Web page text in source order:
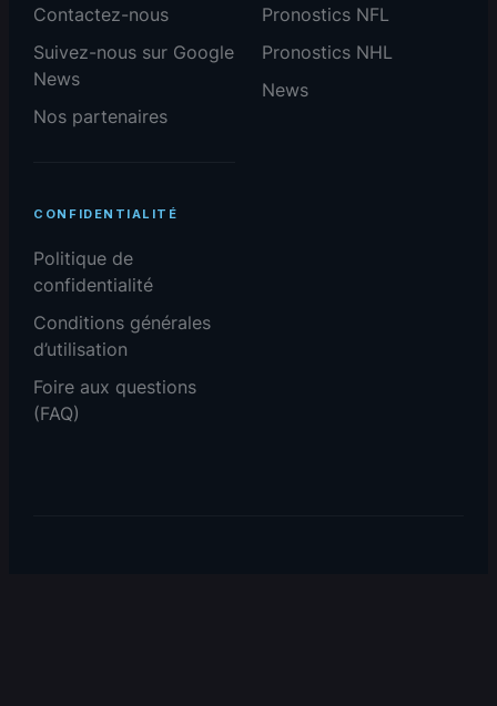
Contactez-nous
Suivez-nous sur Google
News
Nos partenaires
Pronostics NFL
Pronostics NHL
News
CONFIDENTIALITÉ
Politique de
confidentialité
Conditions générales
d’utilisation
Foire aux questions
(FAQ)